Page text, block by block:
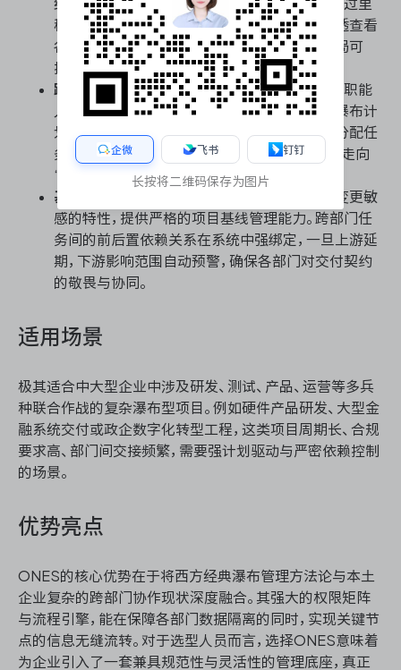
结构，确保跨部门任务层层嵌套且逻辑严密。通过里
程碑节点设置与关键路径法，管理层可实时穿透查看
各业务线的进度健康度，保障瀑布交付节奏全局可
控。
跨职能资源池与工时统筹：打破部门墙，将不同职能
人员纳入统一资源池进行排班与负载评估。在瀑布计
划排期时，系统能根据技能标签与可用性智能分配任
务，避免资源冲突，让跨部门协同从“被动协调”走向
“主动调度”。
基线锁定与跨节点依赖管理：
针对瀑布模型对变更敏
感的特性，提供严格的项目基线管理能力。跨部门任
务间的前后置依赖关系在系统中强绑定，一旦上游延
期，下游影响范围自动预警，确保各部门对交付契约
的敬畏与协同。
适用场景
极其适合中大型企业中涉及研发、测试、产品、运营等多兵
种联合作战的复杂瀑布型项目。例如硬件产品研发、大型金
融系统交付或政企数字化转型工程，这类项目周期长、合规
要求高、部门间交接频繁，需要强计划驱动与严密依赖控制
的场景。
优势亮点
ONES的核心优势在于将西方经典瀑布管理方法论与本土
企业复杂的跨部门协作现状深度融合。其强大的权限矩阵
与流程引擎，能在保障各部门数据隔离的同时，实现关键节
点的信息无缝流转。对于选型人员而言，选择ONES意味着
为企业引入了一套兼具规范性与灵活性的管理底座，真正
企微 飞书 钉钉
长按将二维码保存为图片